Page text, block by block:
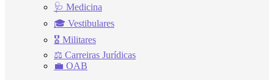
🩺 Medicina
🎓 Vestibulares
🎖 Militares
⚖ Carreiras Jurídicas
💼 OAB